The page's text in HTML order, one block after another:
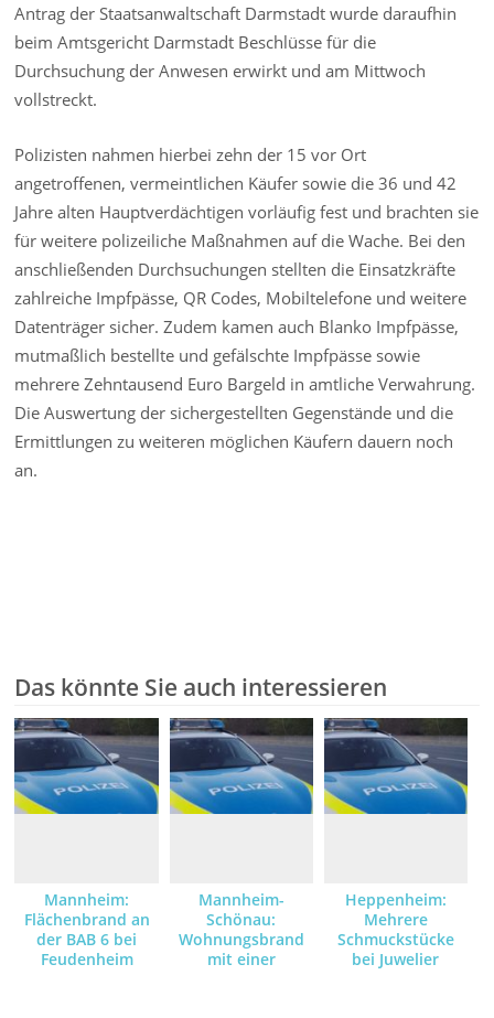
Antrag der Staatsanwaltschaft Darmstadt wurde daraufhin
beim Amtsgericht Darmstadt Beschlüsse für die
Durchsuchung der Anwesen erwirkt und am Mittwoch
vollstreckt.
Polizisten nahmen hierbei zehn der 15 vor Ort
angetroffenen, vermeintlichen Käufer sowie die 36 und 42
Jahre alten Hauptverdächtigen vorläufig fest und brachten sie
für weitere polizeiliche Maßnahmen auf die Wache. Bei den
anschließenden Durchsuchungen stellten die Einsatzkräfte
zahlreiche Impfpässe, QR Codes, Mobiltelefone und weitere
Datenträger sicher. Zudem kamen auch Blanko Impfpässe,
mutmaßlich bestellte und gefälschte Impfpässe sowie
mehrere Zehntausend Euro Bargeld in amtliche Verwahrung.
Die Auswertung der sichergestellten Gegenstände und die
Ermittlungen zu weiteren möglichen Käufern dauern noch
an.
Das könnte Sie auch interessieren
Mannheim:
Flächenbrand an
der BAB 6 bei
Feudenheim
Mannheim-
Schönau:
Wohnungsbrand
mit einer
Heppenheim:
Mehrere
Schmuckstücke
bei Juwelier